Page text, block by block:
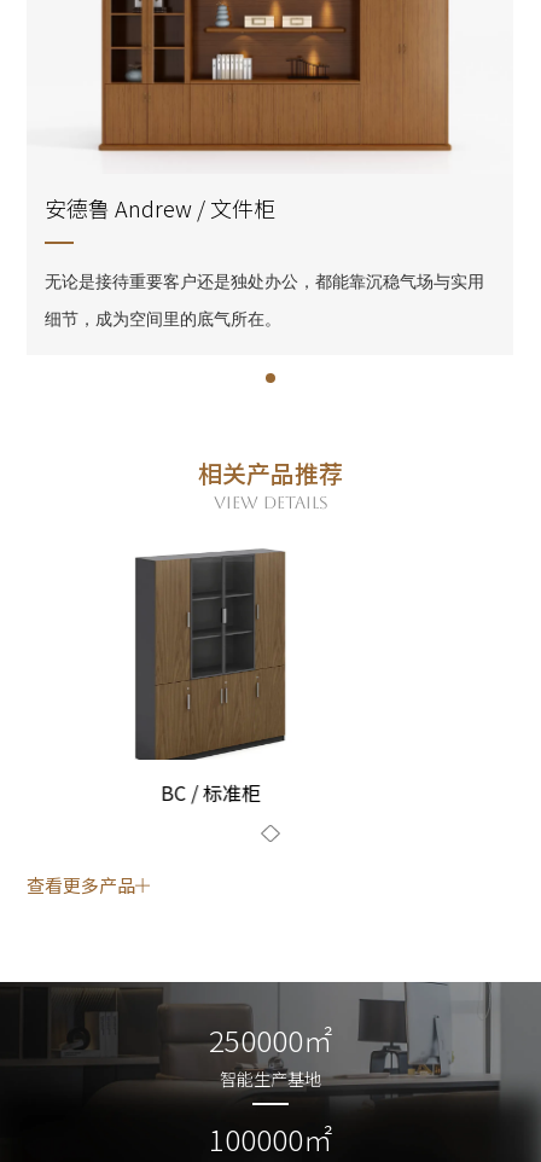
无论是接待重要客户还是独处办公，都能靠沉稳气场与实用
细节，成为空间里的底气所在。
安德鲁 Andrew / 文件柜
无论是接待重要客户还是独处办公，都能靠沉稳气场与实用
细节，成为空间里的底气所在。
无论是接待重要客户还是独处办公，都能靠沉稳气场与实用
细节，成为空间里的底气所在。
相关产品推荐
VIEW DETAILS
BC / 标准柜
查看更多产品
250000㎡
智能生产基地
100000㎡
250000㎡
智能生产基地
100000㎡